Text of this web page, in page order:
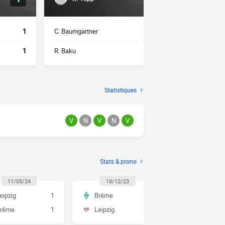
1
1
C. Baumgartner
R. Baku
Statistiques
V N V N V
Stats & prono
11/05/24
1
1
19/12/23
Brême
Leipzig